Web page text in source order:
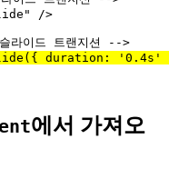
" />
라이드 트랜지션 -->
( { duration: ' 0.4s '
에서 가져오